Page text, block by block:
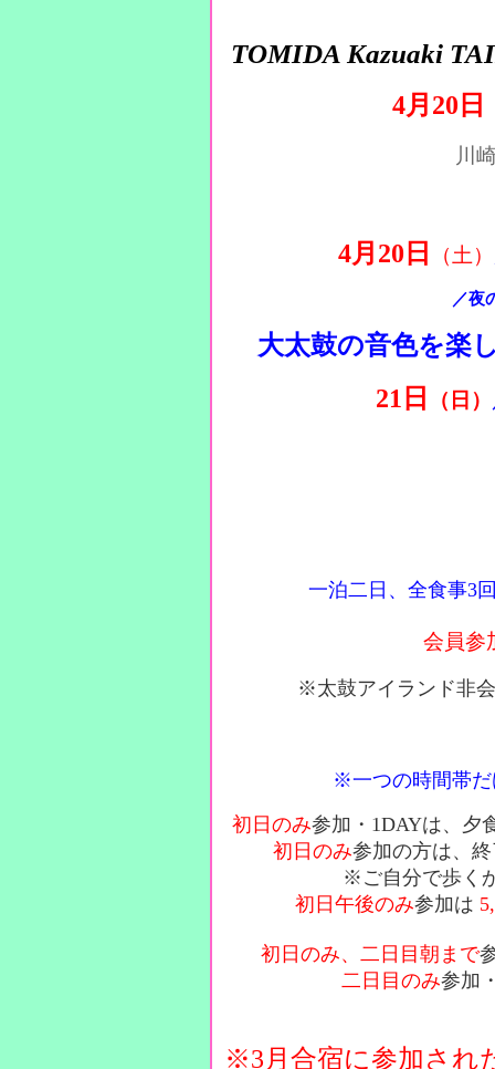
TOMIDA Kazuaki
4月20日
川
4月20日 （土）
／夜
大太鼓の音色を楽
21日
（ 日 ）
一泊二日、 全食事3
会員参
※太鼓アイランド非
※一つの時間帯だ
初日のみ参加・1DAYは、夕
初日のみ参加の方は、
※ご自分で歩く
初日午後のみ参加は
初日のみ、二日目朝まで
二日目のみ参加
※3月合宿に参加され